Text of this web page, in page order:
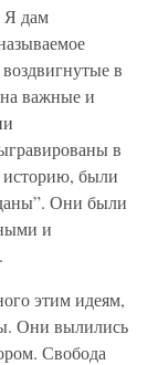
Я дам
в
важные и
в
историю, были
Они были
и
этим идеям,
Они вылились
Свобода